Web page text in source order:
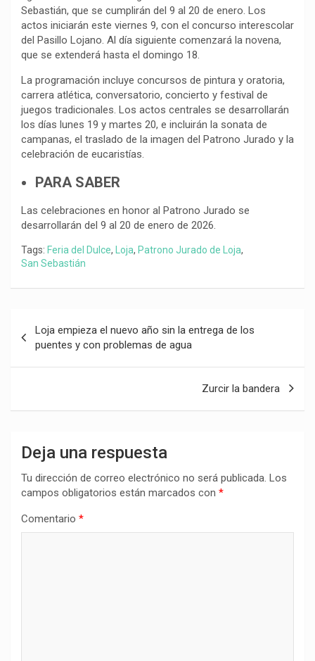
Sebastián, que se cumplirán del 9 al 20 de enero. Los
actos iniciarán este viernes 9, con el concurso interescolar
del Pasillo Lojano. Al día siguiente comenzará la novena,
que se extenderá hasta el domingo 18.
La programación incluye concursos de pintura y oratoria,
carrera atlética, conversatorio, concierto y festival de
juegos tradicionales. Los actos centrales se desarrollarán
los días lunes 19 y martes 20, e incluirán la sonata de
campanas, el traslado de la imagen del Patrono Jurado y la
celebración de eucaristías.
PARA SABER
Las celebraciones en honor al Patrono Jurado se
desarrollarán del 9 al 20 de enero de 2026.
Tags: Feria del Dulce, Loja, Patrono Jurado de Loja,
San Sebastián
de
entradas
Loja empieza el nuevo año sin la entrega de los
puentes y con problemas de agua
Zurcir la bandera
Deja una respuesta
Tu dirección de correo electrónico no será publicada. Los
campos obligatorios están marcados con *
Comentario *